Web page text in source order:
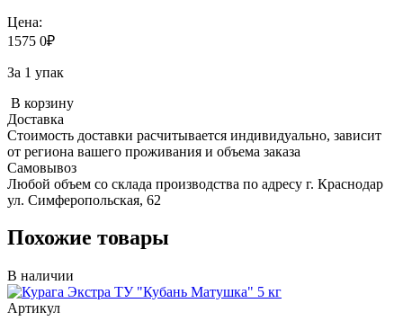
Цена:
1575 0₽
За 1 упак
В корзину
Доставка
Стоимость доставки расчитывается индивидуально, зависит
от региона вашего проживания и объема заказа
Самовывоз
Любой объем со склада производства по адресу г. Краснодар
ул. Симферопольская, 62
Похожие товары
В наличии
Артикул